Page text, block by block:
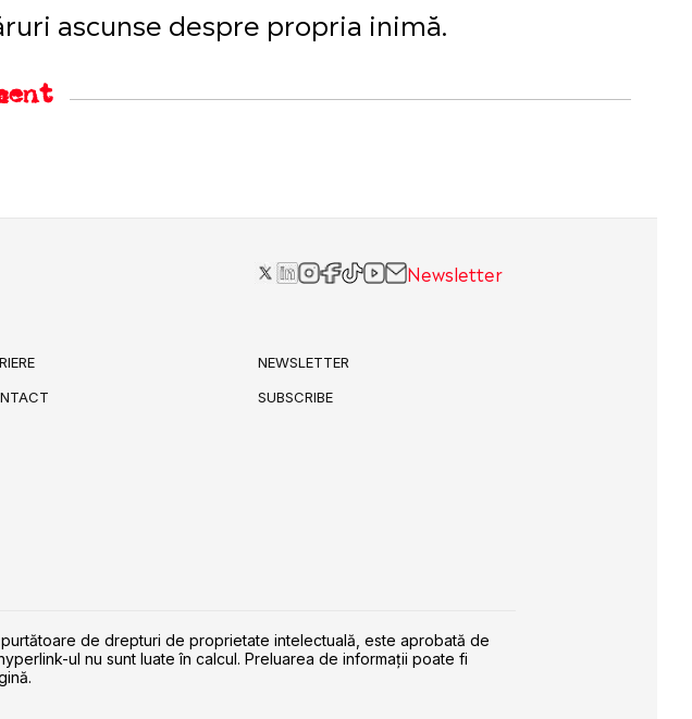
ascunse despre propria inimă.
Newsletter
NEWSLETTER
SUBSCRIBE
de drepturi de proprietate intelectuală, este aprobată de
ul nu sunt luate în calcul. Preluarea de informaţii poate fi